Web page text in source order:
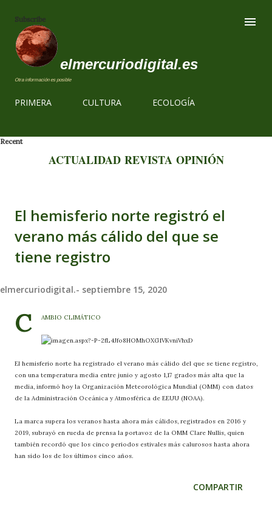
Subscribe
elmercuriodigital.es
Otra información es posible
PRIMERA CULTURA ECOLOGÍA
Recent
ACTUALIDAD REVISTA OPINIÓN
El hemisferio norte registró el
verano más cálido del que se
tiene registro
elmercuriodigital.- septiembre 15, 2020
C AMBIO CLIMÁTICO
El hemisferio norte ha registrado el verano más cálido del que se tiene registro,
con una temperatura media entre junio y agosto 1,17 grados más alta que la
media, informó hoy la Organización Meteorológica Mundial (OMM) con datos
de la Administración Oceánica y Atmosférica de EEUU (NOAA).
La marca supera los veranos hasta ahora más cálidos, registrados en 2016 y
2019, subrayó en rueda de prensa la portavoz de la OMM Clare Nullis, quien
también recordó que los cinco periodos estivales más calurosos hasta ahora
han sido los de los últimos cinco años.
COMPARTIR